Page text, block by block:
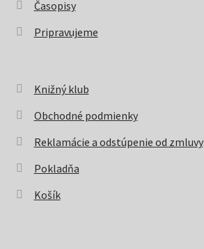
Časopisy
Pripravujeme
Knižný klub
Obchodné podmienky
Reklamácie a odstúpenie od zmluvy
Pokladňa
Košík